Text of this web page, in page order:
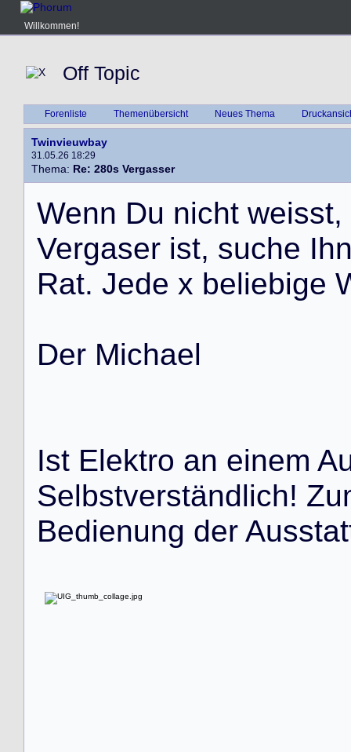
Willkommen!
Off Topic
Forenliste Themenübersicht Neues Thema
Twinvieuwbay
31.05.26 18:29
Thema: Re: 280s Vergasser
Wenn Du nicht weisst,
Vergaser ist, suche Ih
Rat. Jede x beliebige
Der Michael
Ist Elektro an einem A
Selbstverständlich! Zu
Bedienung der Ausstat